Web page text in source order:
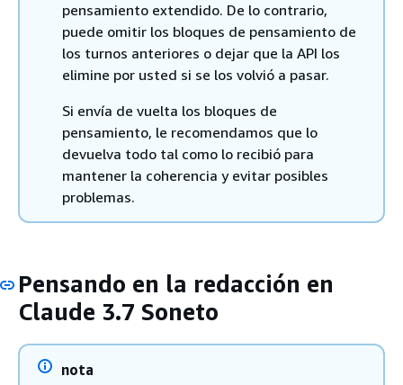
pensamiento extendido. De lo contrario,
puede omitir los bloques de pensamiento de
los turnos anteriores o dejar que la API los
elimine por usted si se los volvió a pasar.
Si envía de vuelta los bloques de
pensamiento, le recomendamos que lo
devuelva todo tal como lo recibió para
mantener la coherencia y evitar posibles
problemas.
Pensando en la redacción en
Claude 3.7 Soneto
nota